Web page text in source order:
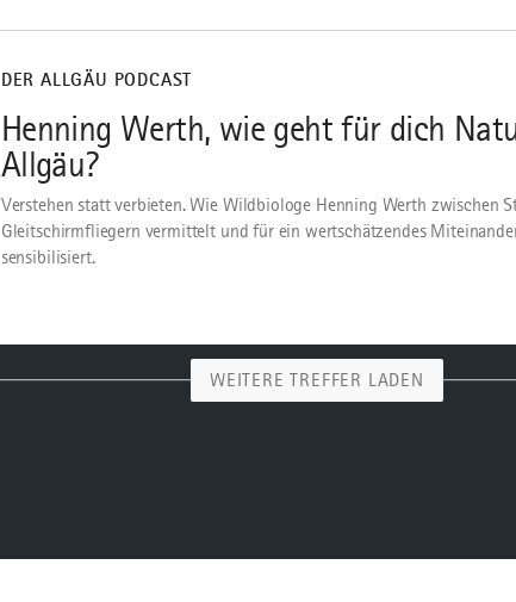
DER ALLGÄU PODCAST
Henning Werth, wie geht für dich
Allgäu?
Verstehen statt verbieten. Wie Wildbiologe Henning Werth zwischen
Gleitschirmfliegern vermittelt und für ein wertschätzendes
sensibilisiert.
WEITERE TREFFER LADEN